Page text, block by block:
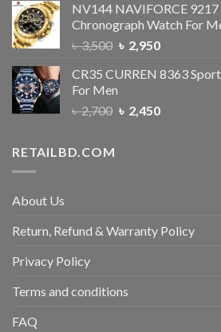
NV144 NAVIFORCE
Chronograph Watch For
৳3,500 ৳ 2,950
CR35 CURREN 8363
For Men
৳2,700 ৳ 2,450
RETAILBD.COM
About Us
Return, Refund & Warranty Policy
Privacy Policy
Terms and conditions
FAQ